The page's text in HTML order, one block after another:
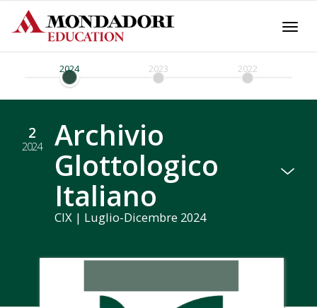
2024 2023 2022
2
2024 Archivio
Glottologico
Italiano
CIX | Luglio-Dicembre 2024